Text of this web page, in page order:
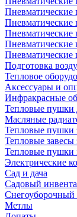
Пневматические
Пневматические
Пневматические
Пневматические
Пневматические
Подготовка
Тепловое
Аксессуары и
Инфракрасные
Тепловые пушки
Масляные
Тепловые пушки
Тепловые завесы
Тепловые пушки
Электрические
Сад и дача
Садовый
Снегоуборочный
Метлы